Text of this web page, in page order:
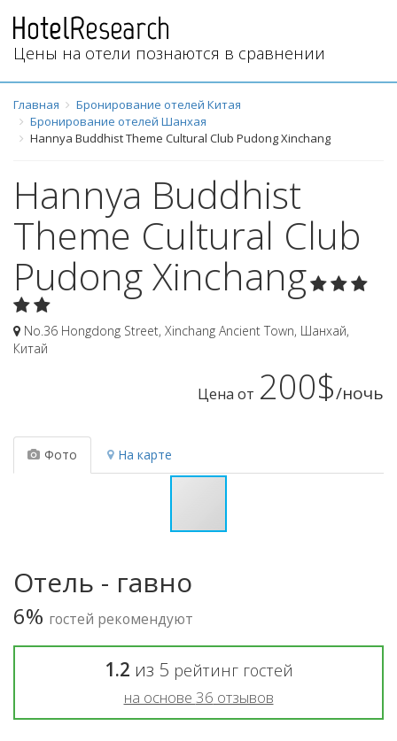
Цены на отели познаются в сравнении
Главная
Бронирование отелей Китая
Бронирование отелей Шанхая
Hannya Buddhist Theme Cultural Club Pudong Xinchang
Hannya Buddhist
Theme Cultural Club
Pudong Xinchang
No.36 Hongdong Street, Xinchang Ancient Town, Шанхай,
Китай
Цена от 200$/ночь
Фото На карте
Отель - гавно
6% гостей рекомендуют
1.2 из 5 рейтинг гостей
на основе 36 отзывов